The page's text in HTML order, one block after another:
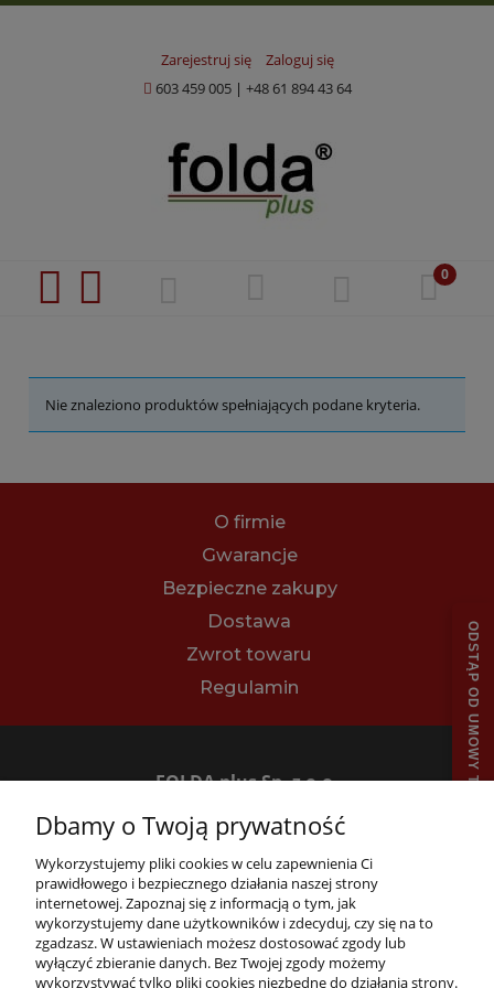
Zarejestruj się
Zaloguj się
603 459 005| +48 61 894 43 64
Nie znaleziono produktów spełniających podane kryteria.
O firmie
Gwarancje
Bezpieczne zakupy
Dostawa
Zwrot towaru
Regulamin
FOLDA plus Sp. z o.o.
tel. +48 61 894 43 64
e-mail:
sklep@folda.pl
NIP: 7811010444
REGON: 630352731
ODSTĄP OD UMOWY TUTAJ
Dbamy o Twoją prywatność
Wykorzystujemy pliki cookies w celu zapewnienia Ci
prawidłowego i bezpiecznego działania naszej strony
internetowej. Zapoznaj się z informacją o tym, jak
wykorzystujemy dane użytkowników i zdecyduj, czy się na to
zgadzasz. W ustawieniach możesz dostosować zgody lub
wyłączyć zbieranie danych. Bez Twojej zgody możemy
wykorzystywać tylko pliki cookies niezbędne do działania strony.